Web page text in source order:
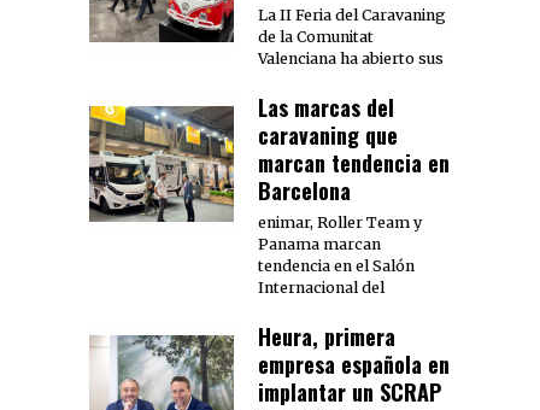
La II Feria del Caravaning
de la Comunitat
Valenciana ha abierto sus
Las marcas del
caravaning que
marcan tendencia en
Barcelona
enimar, Roller Team y
Panama marcan
tendencia en el Salón
Internacional del
Heura, primera
empresa española en
implantar un SCRAP